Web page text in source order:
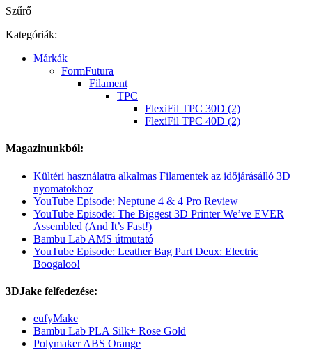
Szűrő
Kategóriák:
Márkák
FormFutura
Filament
TPC
FlexiFil TPC 30D (2)
FlexiFil TPC 40D (2)
Magazinunkból:
Kültéri használatra alkalmas Filamentek az időjárásálló 3D
nyomatokhoz
YouTube Episode: Neptune 4 & 4 Pro Review
YouTube Episode: The Biggest 3D Printer We’ve EVER
Assembled (And It’s Fast!)
Bambu Lab AMS útmutató
YouTube Episode: Leather Bag Part Deux: Electric
Boogaloo!
3DJake felfedezése:
eufyMake
Bambu Lab PLA Silk+ Rose Gold
Polymaker ABS Orange